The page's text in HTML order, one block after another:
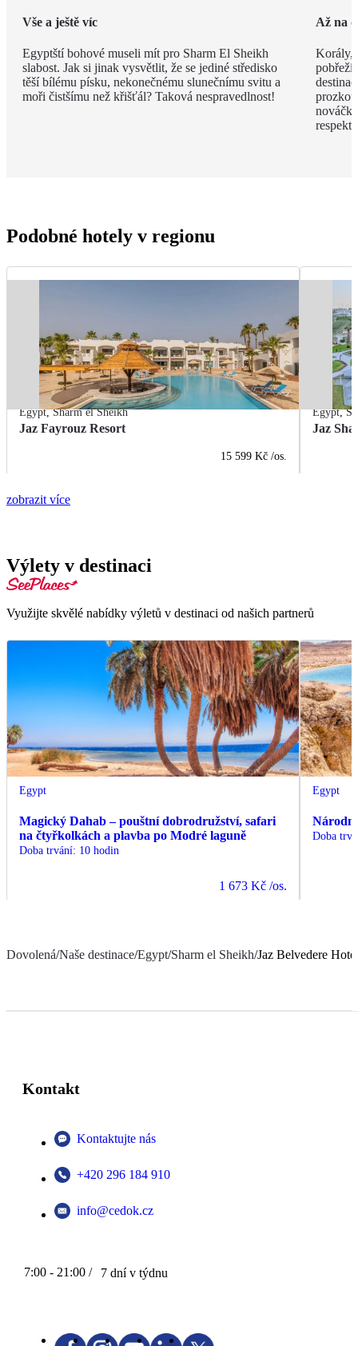
Vše a ještě víc
Egyptští bohové museli mít pro Sharm El Sheikh
slabost. Jak si jinak vysvětlit, že se jediné středisko
těší bílému písku, nekonečnému slunečnímu svitu a
moři čistšímu než křišťál? Taková nespravedlnost!
Až na
Korály,
Podobné hotely v regionu
Egypt,Sharm el Sheikh
Jaz Fayrouz Resort
15 599 Kč /os.
Egypt,
Jaz
zobrazit více
Výlety v destinaci
Využijte skvělé nabídky výletů v destinaci od našich partnerů
Egypt
Magický Dahab – pouštní dobrodružství, safari
na čtyřkolkách a plavba po Modré laguně
Doba trvání: 10 hodin
1 673 Kč /os.
Egypt
Doba
Dovolená/Naše destinace/Egypt/Sharm el Sheikh/Jaz Belvedere Hotel
Kontakt
Kontaktujte nás
+420 296 184 910
info@cedok.cz
7:00 - 21:00 / 7 dní v týdnu